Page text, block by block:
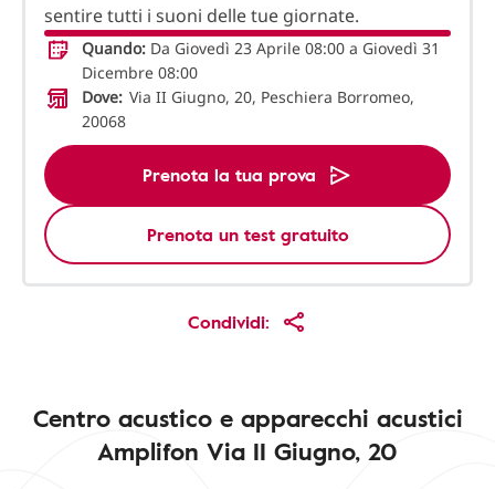
sentire tutti i suoni delle tue giornate.
Quando: Da Giovedì 23 Aprile 08:00 a Giovedì 31
Dicembre 08:00
Dove: Via II Giugno, 20, Peschiera Borromeo,
20068
Prenota la tua prova
Prenota un test gratuito
Condividi:
Centro acustico e apparecchi acustici
Amplifon Via II Giugno, 20